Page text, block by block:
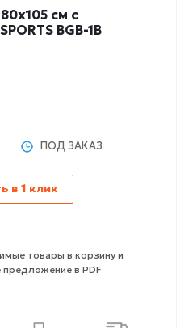
см с
BGB-1B
ПОД ЗАКАЗ
в 1 клик
товары в корзину и
в PDF